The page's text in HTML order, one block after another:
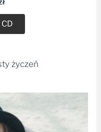
CD
życzeń
29,99 zł